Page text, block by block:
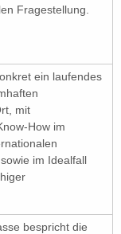
Fragestellung.
ein laufendes
mit
How im
im Idealfall
bespricht die